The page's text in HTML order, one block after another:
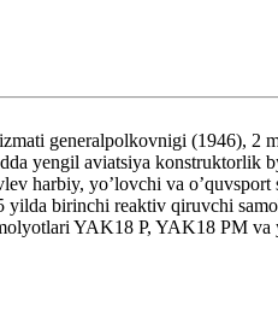
generalpolkovnigi (1946), 2
yengil aviatsiya konstruktorlik
harbiy, yo’lovchi va o’quvsport
yilda birinchi reaktiv qiruvchi
YAK18 P, YAK18 PM va